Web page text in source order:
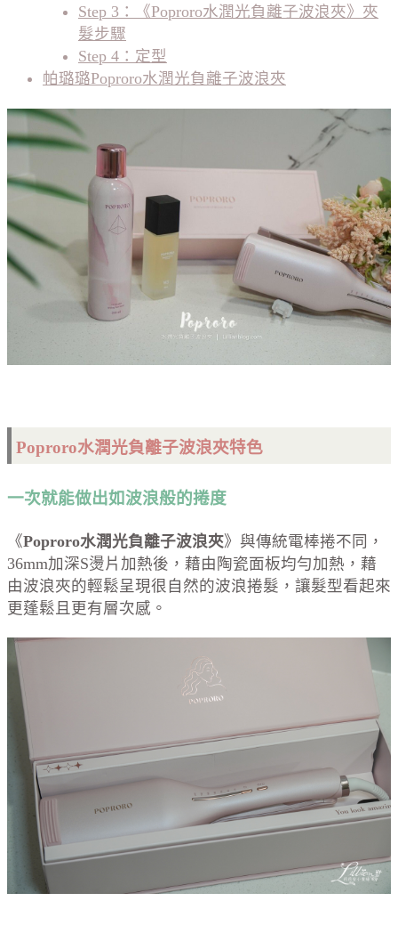
Step 3：《Poproro水潤光負離子波浪夾》夾
髮步驟
Step 4：定型
帕璐璐Poproro水潤光負離子波浪夾
Poproro水潤光負離子波浪夾特色
一次就能做出如波浪般的捲度
《Poproro水潤光負離子波浪夾》與傳統電棒捲不同，
36mm加深S燙片加熱後，藉由陶瓷面板均勻加熱，藉
由波浪夾的輕鬆呈現很自然的波浪捲髮，讓髮型看起來
更蓬鬆且更有層次感。